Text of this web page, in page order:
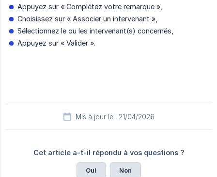
Appuyez sur « Complétez votre remarque »,
Choisissez sur « Associer un intervenant »,
Sélectionnez le ou les intervenant(s) concernés,
Appuyez sur « Valider ».
Mis à jour le : 21/04/2026
Cet article a-t-il répondu à vos questions ?
Oui Non